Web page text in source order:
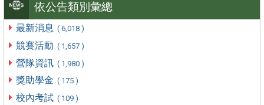
依公告類別彙總
最新消息 ( 6,018 )
競賽活動 ( 1,657 )
營隊資訊 ( 1,980 )
獎助學金 ( 175 )
校內考試 ( 109 )